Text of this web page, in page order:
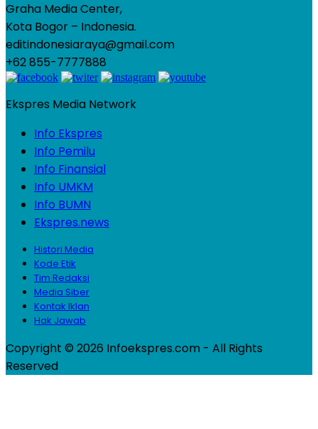
Graha Media Center,
Kota Bogor – Indonesia.
editindonesiaraya@gmail.com
+62 855-7777888
Ekspres Media Network
Info Ekspres
Info Pemilu
Info Finansial
Info UMKM
Info BUMN
Ekspres.news
Histori Media
Kode Etik
Tim Redaksi
Media Siber
Kontak Iklan
Hak Jawab
Copyright © 2026 Infoekspres.com - All Rights
Reserved